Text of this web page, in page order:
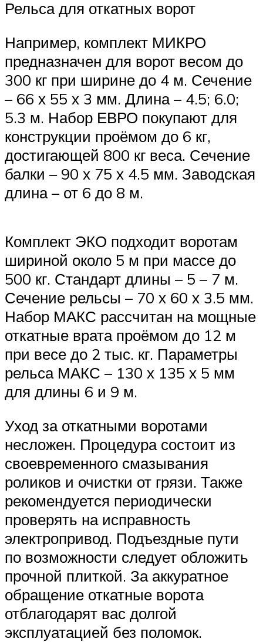
Рельса для откатных ворот
Например, комплект МИКРО
предназначен для ворот весом до
300 кг при ширине до 4 м. Сечение
– 66 х 55 х 3 мм. Длина – 4.5; 6.0;
5.3 м. Набор ЕВРО покупают для
конструкции проёмом до 6 кг,
достигающей 800 кг веса. Сечение
балки – 90 х 75 х 4.5 мм. Заводская
длина – от 6 до 8 м.
Комплект ЭКО подходит воротам
шириной около 5 м при массе до
500 кг. Стандарт длины – 5 – 7 м.
Сечение рельсы – 70 х 60 х 3.5 мм.
Набор МАКС рассчитан на мощные
откатные врата проёмом до 12 м
при весе до 2 тыс. кг. Параметры
рельса МАКС – 130 х 135 х 5 мм
для длины 6 и 9 м.
Уход за откатными воротами
несложен. Процедура состоит из
своевременного смазывания
роликов и очистки от грязи. Также
рекомендуется периодически
проверять на исправность
электропривод. Подъездные пути
по возможности следует обложить
прочной плиткой. За аккуратное
обращение откатные ворота
отблагодарят вас долгой
эксплуатацией без поломок.